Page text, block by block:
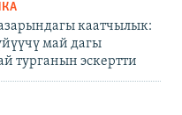
каатчылык:
май дагы
турганын эскертти